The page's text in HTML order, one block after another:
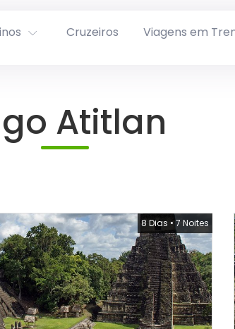
Cruzeiros Viagens em
Atitlan
8 Dias •7 Noites